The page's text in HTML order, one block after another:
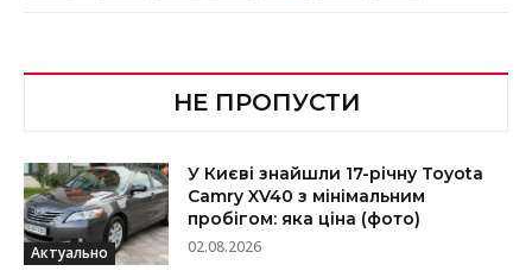
НЕ ПРОПУСТИ
Актуально
У Києві знайшли 17-річну Toyota
Camry XV40 з мінімальним
пробігом: яка ціна (фото)
02.08.2026